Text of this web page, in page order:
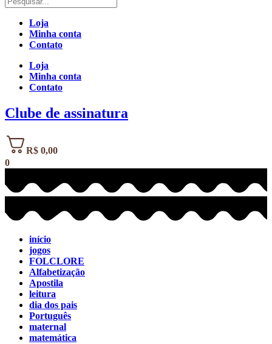
Loja
Minha conta
Contato
Loja
Minha conta
Contato
Clube de assinatura
0
R$ 0,00
início
jogos
FOLCLORE
Alfabetização
Apostila
leitura
dia dos pais
Português
maternal
matemática